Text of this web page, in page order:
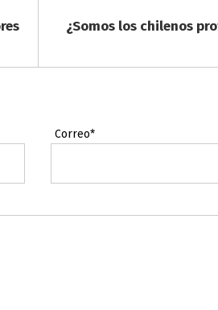
¿Somos los chilenos
Correo*